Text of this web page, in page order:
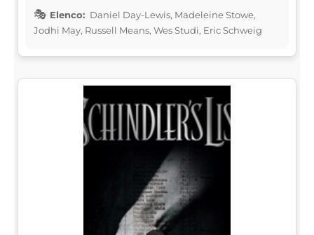
Elenco: Daniel Day-Lewis, Madeleine Stowe,
Jodhi May, Russell Means, Wes Studi, Eric Schweig